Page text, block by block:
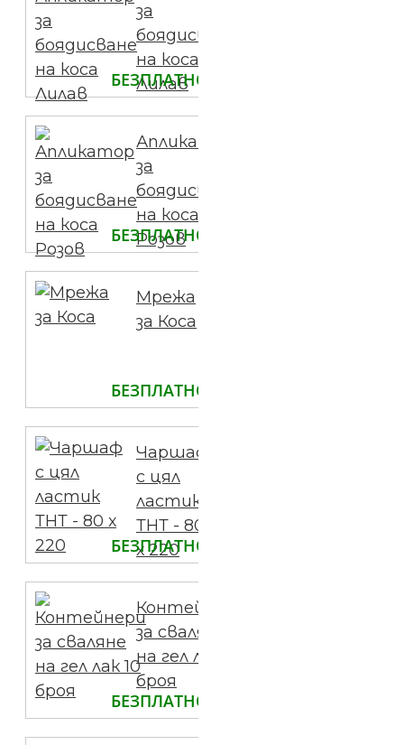
за
боядисване
на коса
Лилав
БЕЗПЛАТНО
Апликатор
за
боядисване
на коса
Розов
БЕЗПЛАТНО
Мрежа
за Коса
БЕЗПЛАТНО
Чаршаф
с цял
ластик
ТНТ - 80
х 220
БЕЗПЛАТНО
Контейнери
за сваляне
на гел лак 10
броя
БЕЗПЛАТНО